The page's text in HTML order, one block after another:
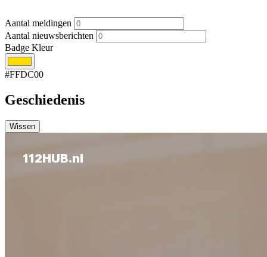
Aantal meldingen
Aantal nieuwsberichten
Badge Kleur
#FFDC00
Geschiedenis
Wissen